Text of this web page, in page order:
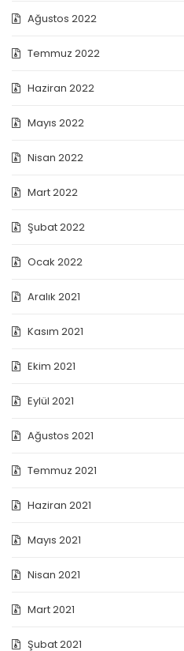
Ağustos 2022
Temmuz 2022
Haziran 2022
Mayıs 2022
Nisan 2022
Mart 2022
Şubat 2022
Ocak 2022
Aralık 2021
Kasım 2021
Ekim 2021
Eylül 2021
Ağustos 2021
Temmuz 2021
Haziran 2021
Mayıs 2021
Nisan 2021
Mart 2021
Şubat 2021